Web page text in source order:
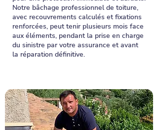
Notre bâchage professionnel de toiture,
avec recouvrements calculés et fixations
renforcées, peut tenir plusieurs mois face
aux éléments, pendant la prise en charge
du sinistre par votre assurance et avant
la réparation définitive.